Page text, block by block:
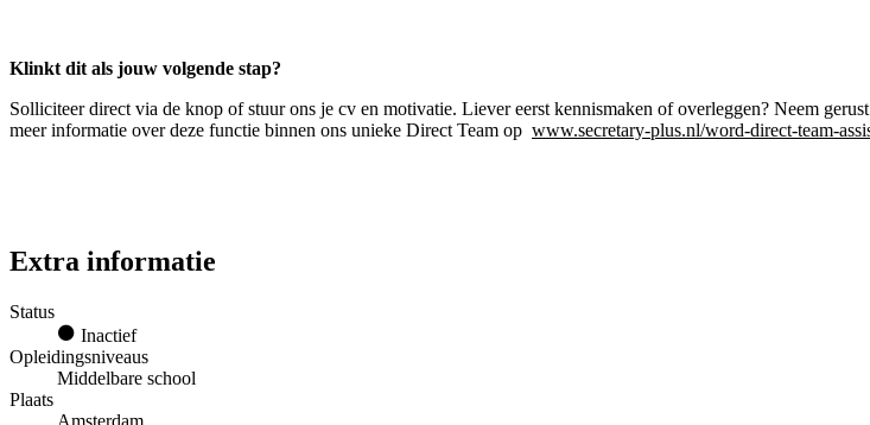
Klinkt dit als jouw volgende stap?
Solliciteer direct via de knop of stuur ons je cv en motivatie. Liever eerst kennismaken of overleggen? Neem
meer informatie over deze functie binnen ons unieke Direct Team op www.secretary-plus.nl/word-direct-team-
Extra informatie
Status
Inactief
Opleidingsniveaus
Middelbare school
Plaats
Amsterdam